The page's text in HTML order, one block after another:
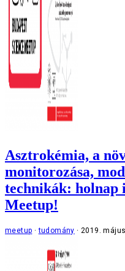
Asztrokémia, a
monitorozása,
technikák: holnap
Meetup!
meetup tudomány 2019.